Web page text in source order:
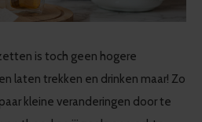
is toch geen hogere
laten trekken en drinken maar! Zo
kleine veranderingen door te